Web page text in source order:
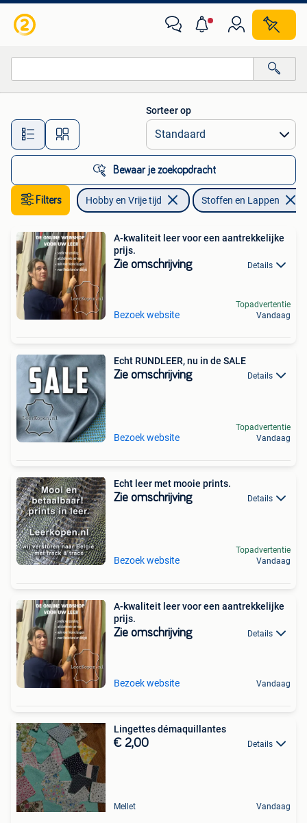
Alle afstanden…
Sorteer op
Bewaar je zoekopdracht
Filters Hobby en Vrije tijd Stoffen en Lappen
A-kwaliteit leer voor een aantrekkelijke
prijs.
Zie omschrijving Details
Bezoek website
Topadvertentie
Vandaag
Echt RUNDLEER, nu in de SALE
Zie omschrijving Details
Bezoek website
Topadvertentie
Vandaag
Echt leer met mooie prints.
Zie omschrijving Details
Bezoek website
Topadvertentie
Vandaag
A-kwaliteit leer voor een aantrekkelijke
prijs.
Zie omschrijving Details
Bezoek website Vandaag
Lingettes démaquillantes
€ 2,00 Details
Mellet Vandaag